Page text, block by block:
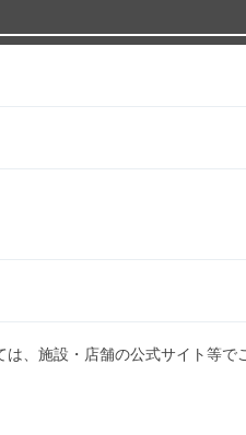
、施設・店舗の公式サイト等で